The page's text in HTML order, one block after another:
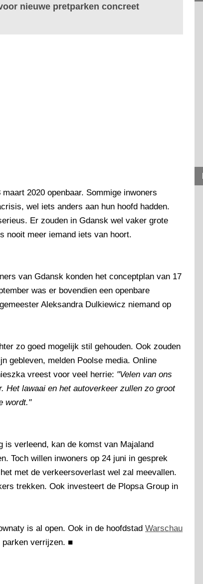
nieuwe pretparken concreet
2020 openbaar. Sommige inwoners
wel iets anders aan hun hoofd hadden.
Er zouden in Gdansk wel vaker grote
nooit meer iemand iets van hoort.
van Gdansk konden het conceptplan van 17
was er bovendien een openbare
Aleksandra Dulkiewicz niemand op
zo goed mogelijk stil gehouden. Ook zouden
gebleven, melden Poolse media. Online
vreest voor veel herrie: "Velen van ons
Het lawaai en het autoverkeer zullen zo groot
wordt."
is verleend, kan de komst van Majaland
Toch willen inwoners op 24 juni in gesprek
met de verkeersoverlast wel zal meevallen.
trekken. Ook investeert de Plopsa Group in
is al open. Ook in de hoofdstad Warschau
verrijzen. ■